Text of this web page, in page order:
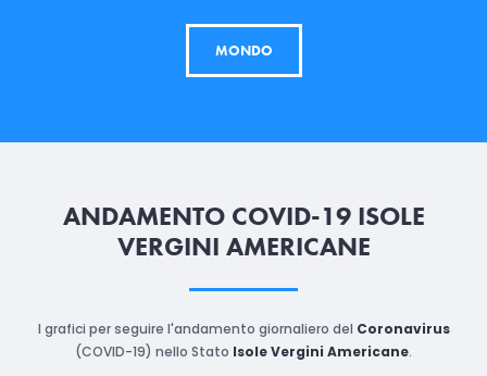
MONDO
ANDAMENTO COVID-19 ISOLE
VERGINI AMERICANE
I grafici per seguire l'andamento giornaliero del Coronavirus
(COVID-19) nello Stato Isole Vergini Americane.